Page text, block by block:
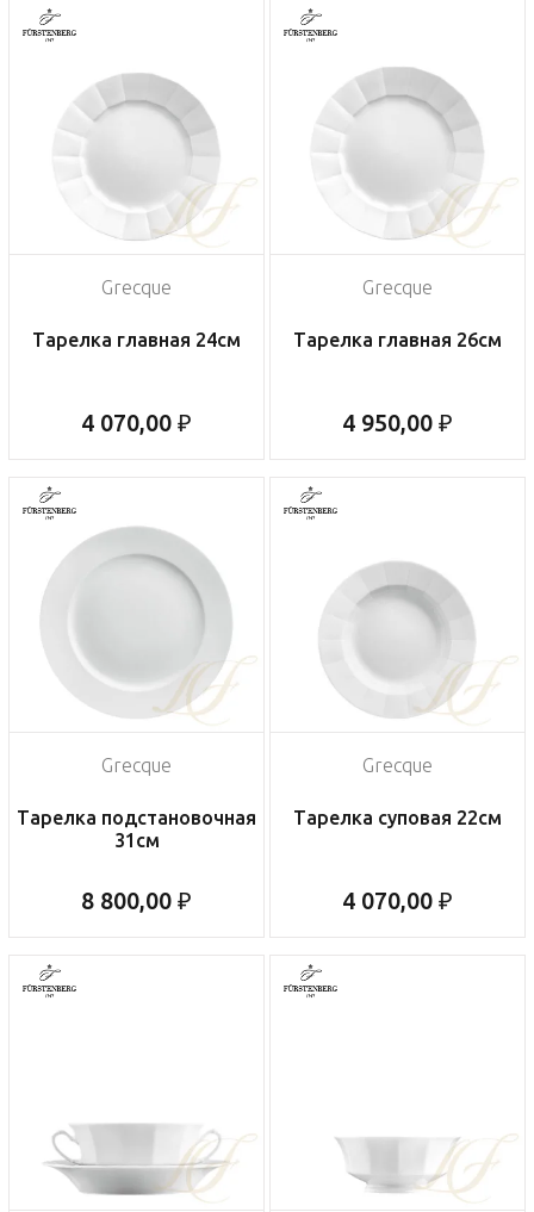
Grecque
Тарелка главная 24см
4 070,00 ₽
Grecque
Тарелка главная 26см
4 950,00 ₽
Grecque
Тарелка подстановочная
31см
8 800,00 ₽
Grecque
Тарелка суповая 22см
4 070,00 ₽